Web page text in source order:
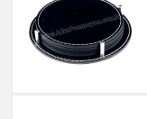
Termos
&
Bardak
promosyon